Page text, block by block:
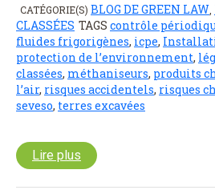
CATÉGORIE(S) BLOG DE GREEN LAW
CLASSÉES TAGS contrôle
fluides frigorigènes, icpe,
protection de l’environnement,
classées, méthaniseurs, produits
l’air, risques accidentels, risques
seveso, terres excavées
Lire plus